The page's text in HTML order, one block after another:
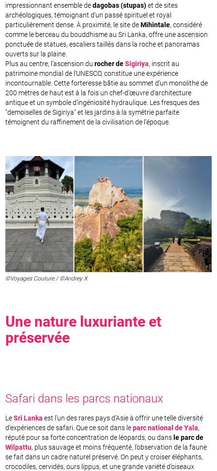
impressionnant ensemble dedagobas (stupas)et de sites
archéologiques, témoignant d’un passé spirituel et royal
particulièrement dense. À proximité, le site deMihintale, considéré
comme le berceau du bouddhisme au Sri Lanka, offre une ascension
ponctuée de statues, escaliers taillés dans la roche et panoramas
ouverts sur la plaine.
Plus au centre, l’ascension durocher deSigiriya, inscrit au
patrimoine mondial de l’UNESCO, constitue une expérience
incontournable. Cette forteresse bâtie au sommet d’un monolithe de
200 mètres de haut est à la fois un chef-d’œuvre d’architecture
antique et un symbole d’ingéniosité hydraulique. Les fresques des
"demoiselles de Sigiriya" et les jardins à la symétrie parfaite
témoignent du raffinement de la civilisation de l’époque.
©Voyages Couture / ©Andrey X
Une nature luxuriante et
préservée
Safari dans les parcs nationaux
LeSri Lanka est l’un des rares pays d’Asie à offrir une telle diversité
d’expériences de safari. Que ce soit dans leparc national de Yala,
réputé pour sa forte concentration de léopards, ou dans le parc de
Wilpattu, plus sauvage et moins fréquenté, l’observation de la faune
se fait dans un cadre naturel préservé. On peut y croiser éléphants,
crocodiles, cervidés, ours lippus, et une grande variété d’oiseaux